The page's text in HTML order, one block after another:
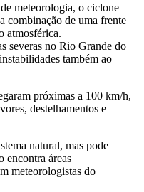
meteorologia, o ciclone
combinação de uma frente
atmosférica.
severas no Rio Grande do
também ao
próximas a 100 km/h,
destelhamentos e
natural, mas pode
encontra áreas
meteorologistas do